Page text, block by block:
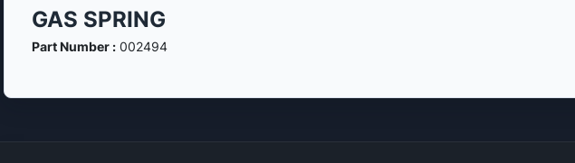
GAS SPRING
Part Number :002494